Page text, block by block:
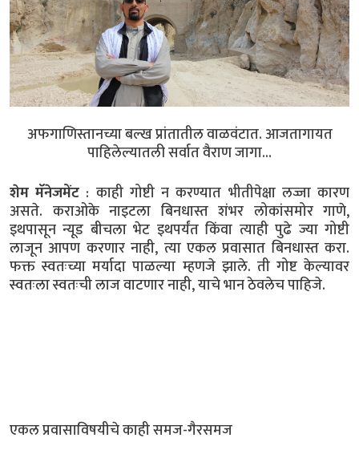
अफगाणिस्तानच्या बल्ख प्रांतातील वाळवंटात. आजतागायत
पाहिलेल्यातली सर्वात वैराण जागा...
शेम मॅनेजमेंट : काही गोष्टी न करण्यात भीतीपेक्षा लज्जा कारण
असते. कराओके नाइटला बिनधास्त शंभर लोकांसमोर गाणे,
इथपासून न्यूड बीचला भेट इथपर्यंत किंवा त्याही पुढे ज्या गोष्टी
लाजून आपण करणार नाही, त्या एकल प्रवासात बिनधास्त करा.
फक्त स्वतःच्या मर्यादा पाळल्या म्हणजे झाले. ती गोष्ट केल्यावर
स्वतःला स्वतःची लाज वाटणार नाही, याचे भान ठेवलेच पाहिजे.
एकल प्रवासाविषयीचे काही समज-गैरसमज